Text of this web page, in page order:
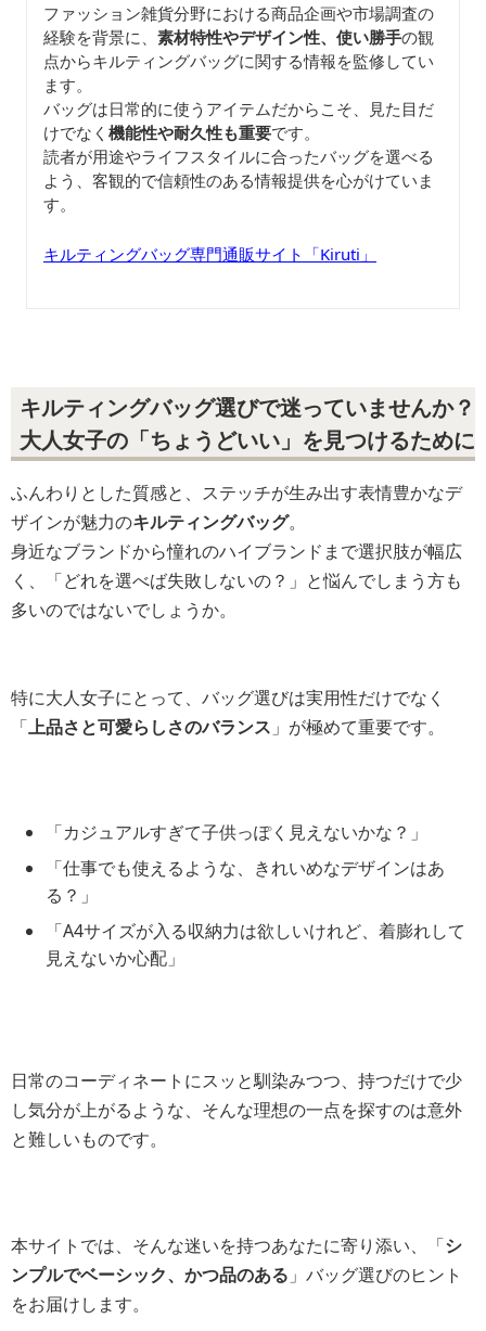
ファッション雑貨分野における商品企画や市場調査の
経験を背景に、 素材特性やデザイン性、使い勝手の観
点からキルティングバッグに関する情報を監修してい
ます。
バッグは日常的に使うアイテムだからこそ、見た目だ
けでなく 機能性や耐久性も重要です。
読者が用途やライフスタイルに合ったバッグを選べる
よう、客観的で信頼性のある情報提供を心がけていま
す。
キルティングバッグ専門通販サイト「Kiruti」
キルティングバッグ選びで迷っていませんか？
大人女子の「ちょうどいい」を見つけるために
ふんわりとした質感と、ステッチが生み出す表情豊かなデ
ザインが魅力のキルティングバッグ。
身近なブランドから憧れのハイブランドまで選択肢が幅広
く、「どれを選べば失敗しないの？」と悩んでしまう方も
多いのではないでしょうか。
特に大人女子にとって、バッグ選びは実用性だけでなく
「上品さと可愛らしさのバランス 」が極めて重要です。
「カジュアルすぎて子供っぽく見えないかな？」
「仕事でも使えるような、きれいめなデザインはあ
る？」
「A4サイズが入る収納力は欲しいけれど、着膨れして
見えないか心配」
日常のコーディネートにスッと馴染みつつ、持つだけで少
し気分が上がるような、そんな理想の一点を探すのは意外
と難しいものです。
本サイトでは、そんな迷いを持つあなたに寄り添い、「シ
ンプルでベーシック、かつ品のある 」バッグ選びのヒント
をお届けします。